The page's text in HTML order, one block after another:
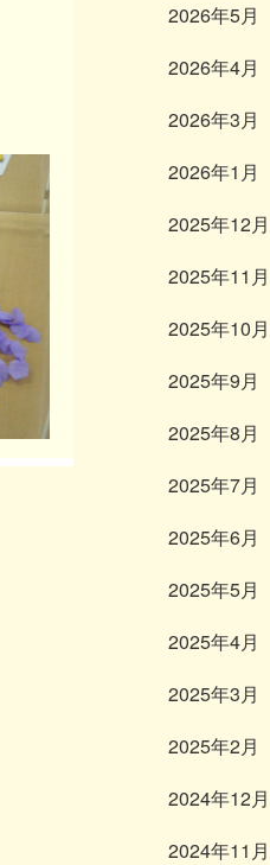
2026年5月
2026年4月
2026年3月
2026年1月
2025年12月
2025年11月
2025年10月
2025年9月
2025年8月
2025年7月
2025年6月
2025年5月
2025年4月
2025年3月
2025年2月
2024年12月
2024年11月